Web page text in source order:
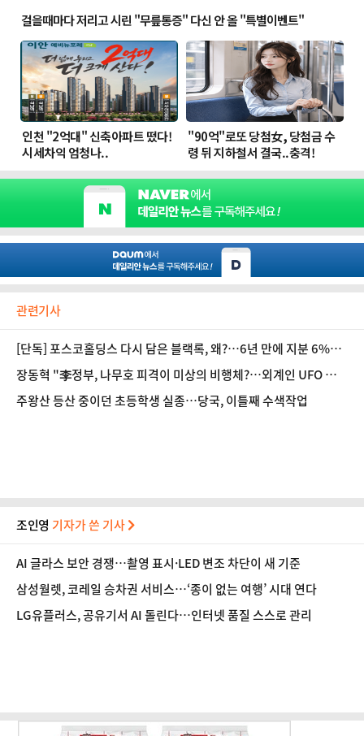
관련기사
[단독] 포스코홀딩스 다시 담은 블랙록, 왜?…6년 만에 지분 6%대
회복
장동혁 "李정부, 나무호 피격이 미상의 비행체?…외계인 UFO 공격
이라도 있었나"
주왕산 등산 중이던 초등학생 실종…당국, 이틀째 수색작업
조인영 기자가 쓴 기사
AI 글라스 보안 경쟁…촬영 표시·LED 변조 차단이 새 기준
삼성월렛, 코레일 승차권 서비스…‘종이 없는 여행’ 시대 연다
LG유플러스, 공유기서 AI 돌린다…인터넷 품질 스스로 관리